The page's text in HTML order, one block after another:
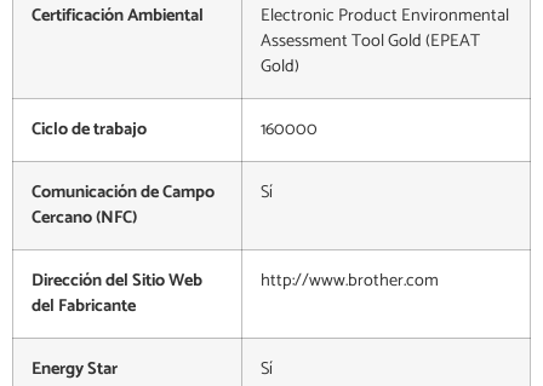
Certificación Ambiental
Electronic Product Environmental
Assessment Tool Gold (EPEAT
Gold)
Ciclo de trabajo 160000
Comunicación de Campo
Cercano (NFC)
Sí
Dirección del Sitio Web
del Fabricante
http://www.brother.com
Energy Star Sí